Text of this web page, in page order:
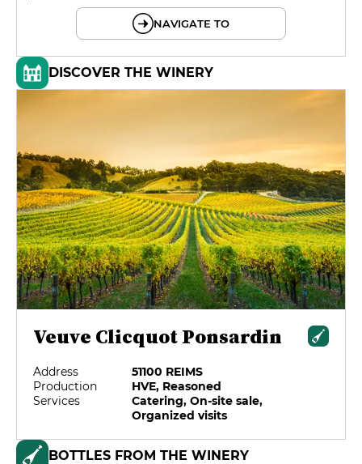
NAVIGATE TO
DISCOVER THE WINERY
Veuve Clicquot Ponsardin
Address
51100 REIMS
Production
HVE, Reasoned
Services
Catering, On-site sale,
Organized visits
BOTTLES FROM THE WINERY